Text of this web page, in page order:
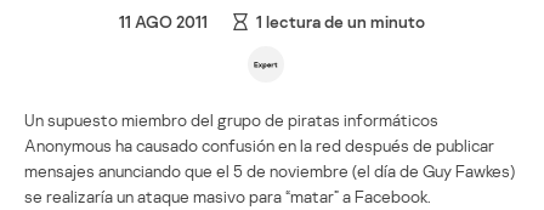
11 AGO 2011 1 lectura de un minuto
Un supuesto miembro del grupo de piratas informáticos
Anonymous ha causado confusión en la red después de publicar
mensajes anunciando que el 5 de noviembre (el día de Guy Fawkes)
se realizaría un ataque masivo para “matar” a Facebook.